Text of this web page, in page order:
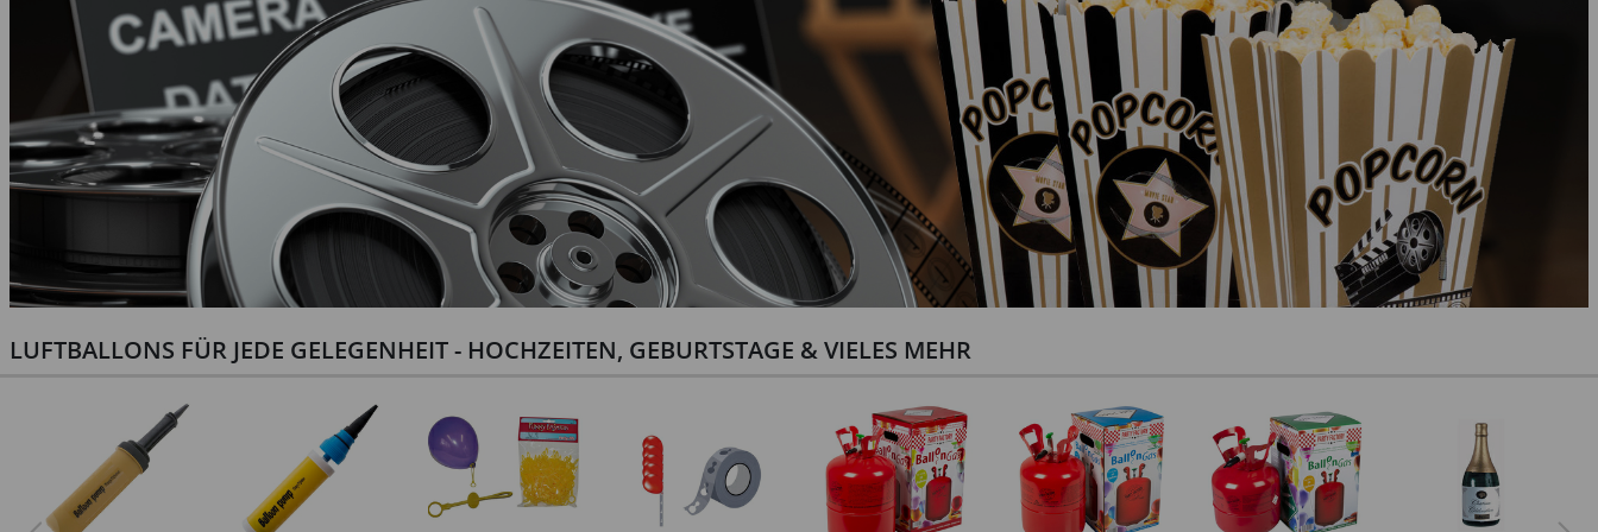
LUFTBALLONS FÜR JEDE GELEGENHEIT - HOCHZEITEN, GEBURTSTAGE & VIELES MEHR